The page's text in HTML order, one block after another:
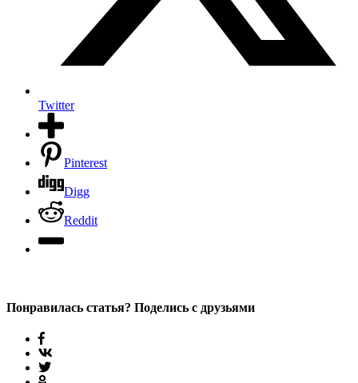
Twitter
Pinterest
Digg
Reddit
Понравилась статья? Поделись с друзьями